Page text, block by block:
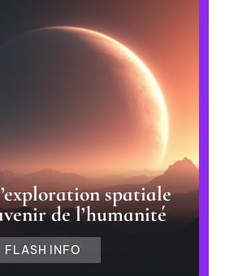
spatiale
de l’humanité
FLASH INFO